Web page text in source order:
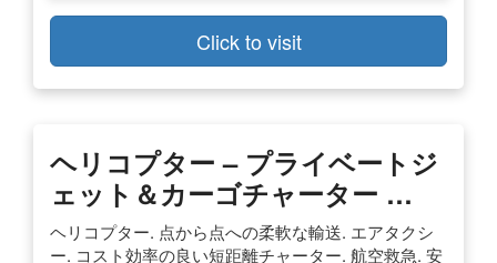
Click to visit
ヘリコプター – プライベートジ
ェット＆カーゴチャーター …
ヘリコプター. 点から点への柔軟な輸送. エアタクシ
ー. コスト効率の良い短距離チャーター. 航空救急. 安